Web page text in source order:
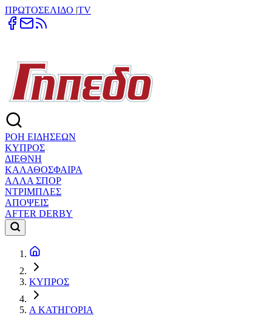
ΠΡΩΤΟΣΕΛΙΔΟ |TV
ΡΟΗ ΕΙΔΗΣΕΩΝ
ΚΥΠΡΟΣ
ΔΙΕΘΝΗ
ΚΑΛΑΘΟΣΦΑΙΡΑ
ΑΛΛΑ ΣΠΟΡ
ΝΤΡΙΜΠΛΕΣ
ΑΠΟΨΕΙΣ
AFTER DERBY
ΚΥΠΡΟΣ
Α ΚΑΤΗΓΟΡΙΑ